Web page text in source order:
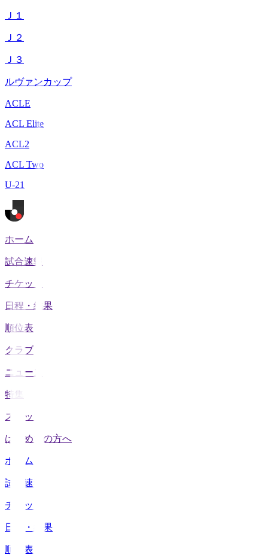
Ｊ１
Ｊ２
Ｊ３
ルヴァンカップ
ACLE
ACL Elite
ACL2
ACL Two
U-21
ホーム
試合速報
チケット
日程・結果
順位表
クラブ
ニュース
特集
スタッツ
はじめての方へ
ホーム
試合速報
チケット
日程・結果
順位表